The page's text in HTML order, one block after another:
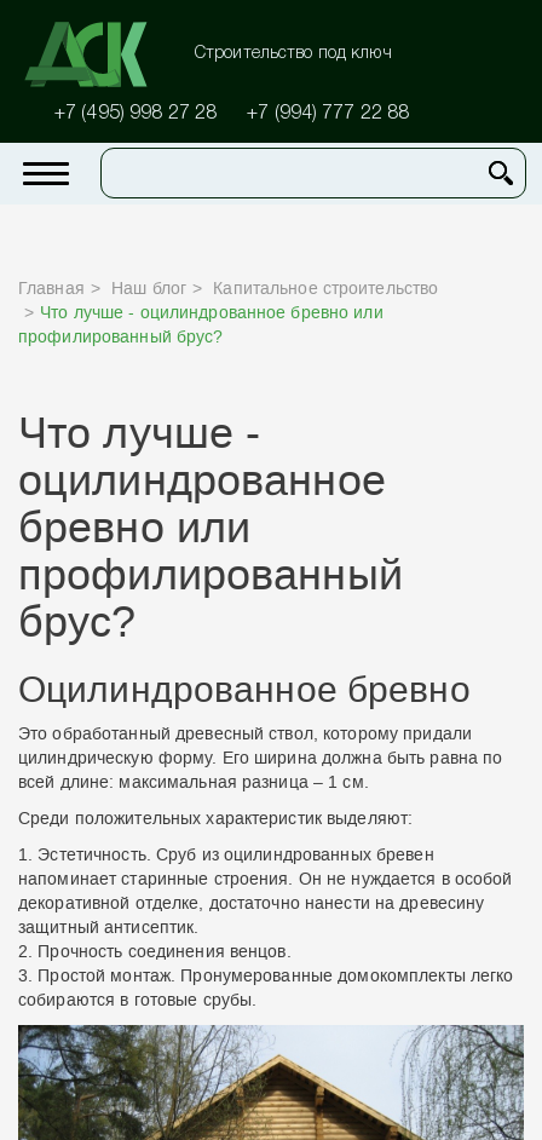
Строительство под ключ
+7 (495) 998 27 28 +7 (994) 777 22 88
Главная Наш блог
Капитальное строительство
Что лучше - оцилиндрованное бревно или
профилированный брус?
Что лучше -
оцилиндрованное
бревно или
профилированный
брус?
Оцилиндрованное бревно
Это обработанный древесный ствол, которому придали
цилиндрическую форму. Его ширина должна быть равна по
всей длине: максимальная разница – 1 см.
Среди положительных характеристик выделяют:
Эстетичность. Сруб из оцилиндрованных бревен
напоминает старинные строения. Он не нуждается в особой
декоративной отделке, достаточно нанести на древесину
защитный антисептик.
Прочность соединения венцов.
Простой монтаж. Пронумерованные домокомплекты легко
собираются в готовые срубы.